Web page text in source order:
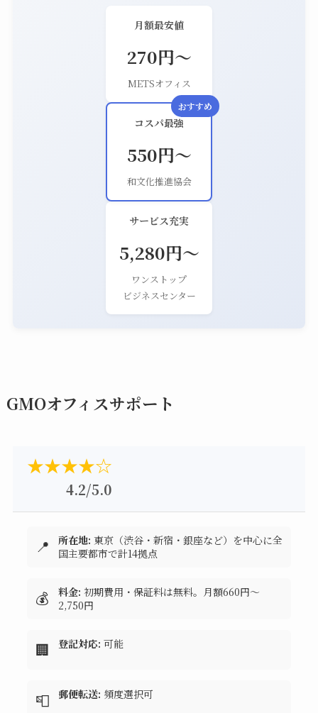
月額最安値
270円〜
METSオフィス
コスパ最強
550円〜
和文化推進協会
サービス充実
5,280円〜
ワンストップ
ビジネスセンター
GMOオフィスサポート
★★★★☆
4.2/5.0
📍 所在地: 東京（渋谷・新宿・銀座など）を中心に全
国主要都市で計14拠点
💰 料金: 初期費用・保証料は無料。月額660円～
2,750円
🏢 登記対応: 可能
📮 郵便転送: 頻度選択可